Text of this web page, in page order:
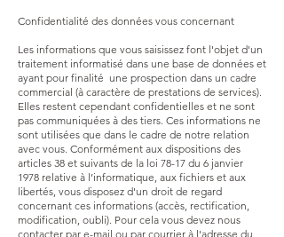
​Confidentialité des données vous concernant
​Les informations que vous saisissez font l'objet d'un
traitement informatisé dans une base de données et
ayant pour finalité une prospection dans un cadre
commercial (à caractère de prestations de services).
Elles restent cependant confidentielles et ne sont
pas communiquées à des tiers. Ces informations ne
sont utilisées que dans le cadre de notre relation
avec vous. Conformément aux dispositions des
articles 38 et suivants de la loi 78-17 du 6 janvier
1978 relative à l’informatique, aux fichiers et aux
libertés, vous disposez d'un droit de regard
concernant ces informations (accès, rectification,
modification, oubli). Pour cela vous devez nous
contacter par e-mail ou par courrier à l'adresse du